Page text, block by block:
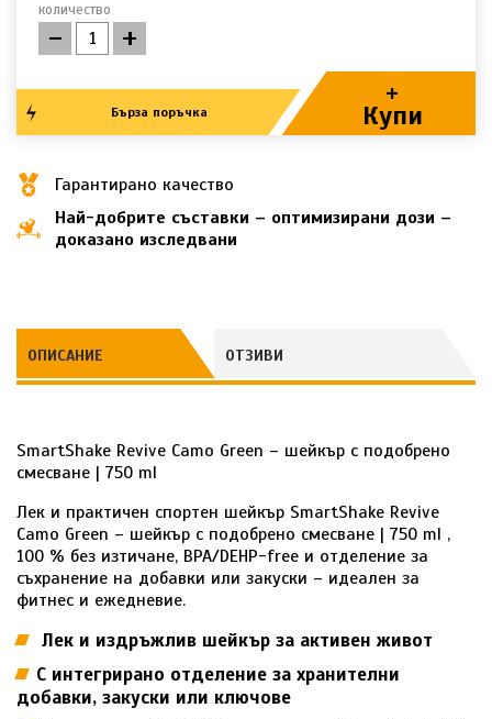
количество
- +
Бърза поръчка
+
Купи
Гарантирано качество
Най-добрите съставки – оптимизирани дози –
доказано изследвани
ОПИСАНИЕ ОТЗИВИ
SmartShake Revive Camo Green – шейкър с подобрено
смесване | 750 ml
Лек и практичен спортен шейкър SmartShake Revive
Camo Green – шейкър с подобрено смесване | 750 ml ,
100 % без изтичане, BPA/DEHP-free и отделение за
съхранение на добавки или закуски – идеален за
фитнес и ежедневие.
Лек и издръжлив шейкър за активен живот
С интегрирано отделение за хранителни
добавки, закуски или ключове